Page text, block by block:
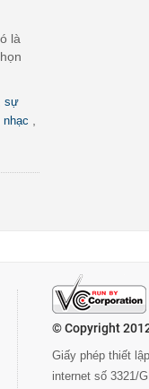
là
sự
© Copyright
Giấy phép thiết
internet số 3321/